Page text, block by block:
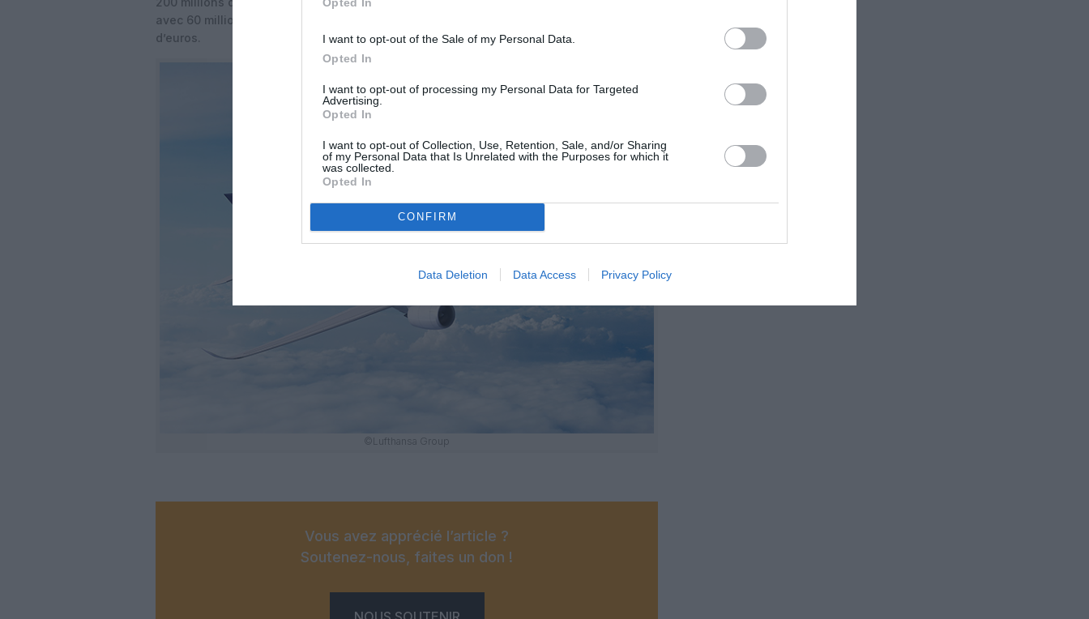
I want to opt-out of the Sale of my Personal Data.
Opted In
I want to opt-out of processing my Personal Data for Targeted
Advertising.
Opted In
I want to opt-out of Collection, Use, Retention, Sale, and/or Sharing
of my Personal Data that Is Unrelated with the Purposes for which it
was collected.
Opted In
CONFIRM
Data Deletion Data Access Privacy Policy
avec 60 millions d’euros et Austrian Airlines a affiché un EBIT ajusté de 76 millions
d’euros.
©Lufthansa Group
Vous avez apprécié l’article ?
Soutenez-nous, faites un don !